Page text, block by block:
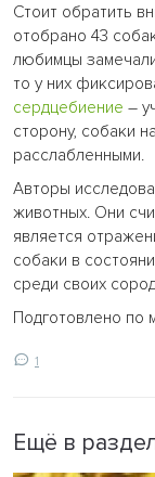
Стоит обратить
отобрано 43
любимцы
то у них
сердцебиение –
сторону, собаки
расслабленными.
Авторы
животных. Они
является
собаки в
среди своих
Подготовлено по
1
Ещё в